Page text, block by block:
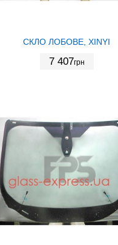
СКЛО ЛОБОВЕ, XINYI
7 407грн